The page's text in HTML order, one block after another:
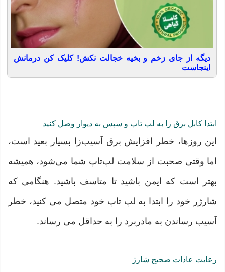
دیگه از جای زخم و بخیه خجالت نکش! کلیک کن درمانش
اینجاست
ابتدا کابل برق را به لپ تاپ و سپس به دیوار وصل کنید
این روزها، خطر افزایش برق آسیب‌زا بسیار بعید است،
اما وقتی صحبت از سلامت لپ‌تاپ شما می‌شود، همیشه
بهتر است که ایمن باشید تا متاسف باشید. هنگامی که
شارژر خود را ابتدا به لپ تاپ خود متصل می کنید، خطر
آسیب رساندن به مادربرد را به حداقل می رساند.
رعایت عادات صحیح شارژ